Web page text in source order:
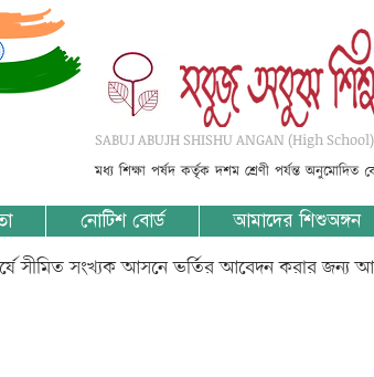
SABUJ ABUJH SHISHU ANGAN (High
মধ্য শিক্ষা পর্ষদ কর্তৃক দশম শ্রেণী পর্যন্ত অনুমোদিত
নোটিশ বোর্ড আমাদের শিশুঅঙ্গন
সীমিত সংখ্যক আসনে ভর্তির আবেদন করার জন্য